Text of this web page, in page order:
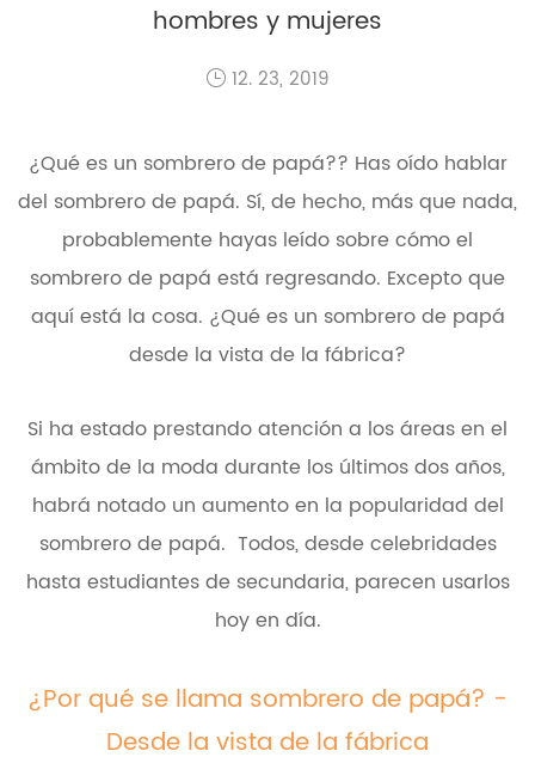
hombres y mujeres
12. 23, 2019
¿Qué es un sombrero de papá?? Has oído hablar
del sombrero de papá. Sí, de hecho, más que nada,
probablemente hayas leído sobre cómo el
sombrero de papá está regresando. Excepto que
aquí está la cosa. ¿Qué es un sombrero de papá
desde la vista de la fábrica?
Si ha estado prestando atención a los áreas en el
ámbito de la moda durante los últimos dos años,
habrá notado un aumento en la popularidad del
sombrero de papá. Todos, desde celebridades
hasta estudiantes de secundaria, parecen usarlos
hoy en día.
¿Por qué se llama sombrero de papá? -
Desde la vista de la fábrica